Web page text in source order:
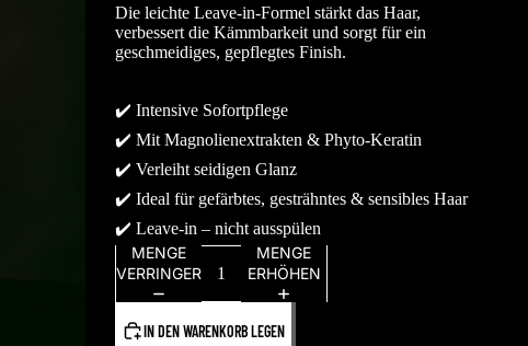
Die leichte Leave-in-Formel stärkt das Haar,
verbessert die Kämmbarkeit und sorgt für ein
geschmeidiges, gepflegtes Finish.
✔️ Intensive Sofortpflege
✔️ Mit Magnolienextrakten & Phyto-Keratin
✔️ Verleiht seidigen Glanz
✔️ Ideal für gefärbtes, gesträhntes & sensibles Haar
✔️ Leave-in – nicht ausspülen
MENGE
VERRINGERN
MENGE
ERHÖHEN
IN DEN WARENKORB LEGEN